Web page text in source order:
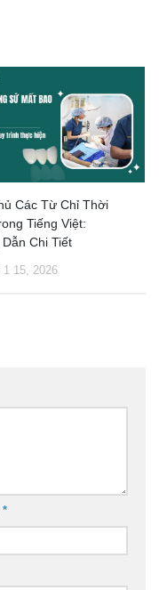
Các Từ Chỉ Thời
Tiếng Việt:
Chi Tiết
1 15, 2026
*